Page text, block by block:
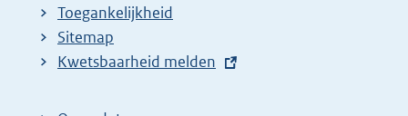
Toegankelijkheid
Sitemap
E
t
Kwetsbaarheid melden